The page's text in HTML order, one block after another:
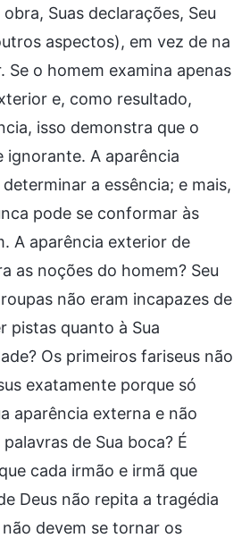
Suas declarações, Seu
aspectos), em vez de na
Se o homem examina apenas
e, como resultado,
isso demonstra que o
ignorante. A aparência
a essência; e mais,
pode se conformar às
A aparência exterior de
as noções do homem? Seu
não eram incapazes de
pistas quanto à Sua
Os primeiros fariseus não
exatamente porque só
aparência externa e não
de Sua boca? É
cada irmão e irmã que
Deus não repita a tragédia
devem se tornar os